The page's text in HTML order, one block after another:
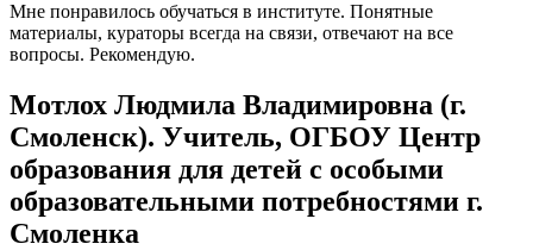
Мне понравилось обучаться в институте. Понятные
материалы, кураторы всегда на связи, отвечают на все
вопросы. Рекомендую.
Мотлох Людмила Владимировна (г.
Смоленск). Учитель, ОГБОУ Центр
образования для детей с особыми
образовательными потребностями г.
Смоленка